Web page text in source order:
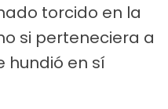
torcido en la
si perteneciera a
hundió en sí